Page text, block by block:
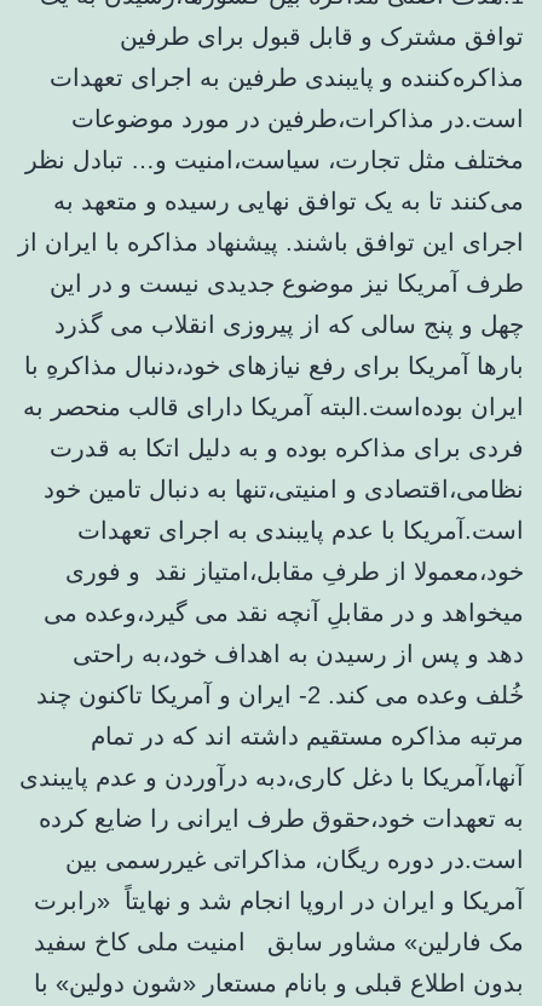
توافق مشترک و قابل قبول برای طرفین
مذاکره‌کننده و پایبندی طرفین به اجرای تعهدات
است.در مذاکرات،طرفین در مورد موضوعات
مختلف مثل تجارت، سیاست،امنیت و… تبادل نظر
می‌کنند تا به یک توافق نهایی رسیده و متعهد به
اجرای این توافق باشند. پیشنهاد مذاکره با ایران از
طرف آمریکا نیز موضوع جدیدی نیست و در این
چهل و پنج سالی که از پیروزی انقلاب می گذرد
بارها آمریکا برای رفع نیازهای خود،دنبال مذاکره‌ِ با
ایران بوده‌است.البته آمریکا دارای قالب منحصر به
فردی برای مذاکره بوده و به دلیل اتکا به قدرت
نظامی،اقتصادی و امنیتی،تنها به دنبال تامین خود
است.آمریکا با عدم پایبندی به اجرای تعهدات
خود،معمولا از طرفِ مقابل،امتیاز نقد و فوری
میخواهد و در مقابلِ آنچه نقد می گیرد،وعده می
دهد و پس از رسیدن به اهداف خود،به راحتی
خُلف وعده می کند. 2- ایران و آمریکا تاکنون چند
مرتبه مذاکره مستقیم داشته اند که در تمام
آنها،آمریکا با دغل کاری،دبه درآوردن و عدم پایبندی
به تعهدات خود،حقوق طرف ایرانی را ضایع کرده
است.در دوره ریگان، مذاکراتی غیررسمی بین
آمریکا و ایران در اروپا انجام شد و نهایتاً «رابرت
مک فارلین» مشاور سابق امنیت ملی کاخ سفید
بدون اطلاع قبلی و بانام مستعار «شون دولین» با